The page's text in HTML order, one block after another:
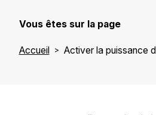
Vous êtes sur la page
Accueil Activer la puissance